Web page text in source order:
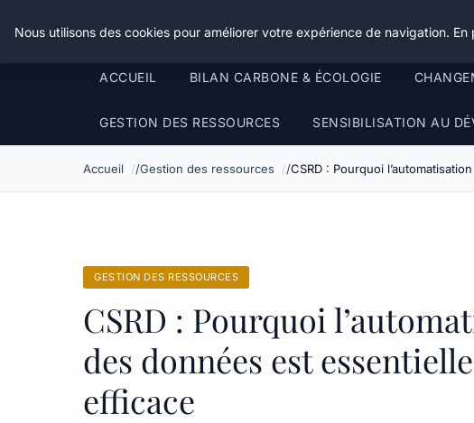
Happy Calyx Farmer
ACCUEIL BILAN CARBONE & ÉCOLOGIE
GESTION DES RESSOURCES SENSIBILISATION AU
Accueil Gestion des ressources CSRD : Pourquoi
GESTION DES RESSOURCES
CSRD : Pourquoi
des données est
efficace
Nous utilisons des cookies pour améliorer votre expérience de navigation.